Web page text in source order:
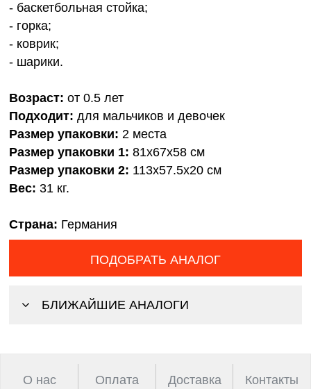
- баскетбольная стойка;
- горка;
- коврик;
- шарики.
Возраст: от 0.5 лет
Подходит: для мальчиков и девочек
Размер упаковки: 2 места
Размер упаковки 1: 81x67x58 см
Размер упаковки 2: 113x57.5x20 см
Вес: 31 кг.
Страна: Германия
ПОДОБРАТЬ АНАЛОГ
БЛИЖАЙШИЕ АНАЛОГИ
О нас Оплата Доставка Контакты